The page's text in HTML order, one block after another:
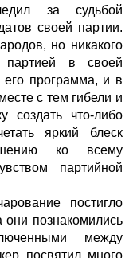
за судьбой
своей партии.
но никакого
партией в своей
его программа, и в
с тем гибели и
создать что-либо
яркий блеск
ко всему
партийной
постигло
они познакомились
между
посвятил много